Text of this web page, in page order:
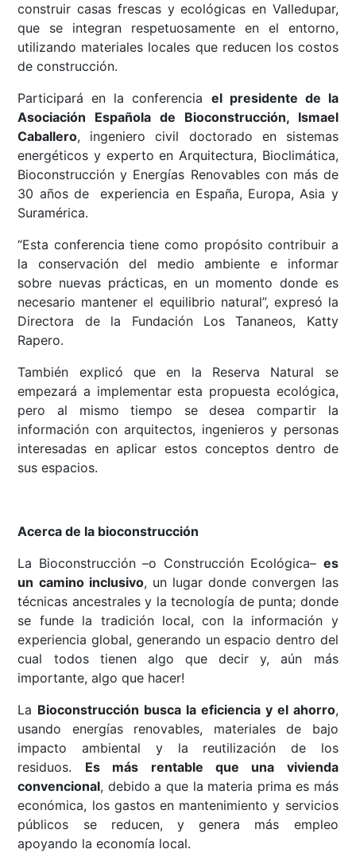
construir casas frescas y ecológicas en Valledupar,
que se integran respetuosamente en el entorno,
utilizando materiales locales que reducen los costos
de construcción.
Participará en la conferencia el presidente de la
Asociación Española de Bioconstrucción, Ismael
Caballero, ingeniero civil doctorado en sistemas
energéticos y experto en Arquitectura, Bioclimática,
Bioconstrucción y Energías Renovables con más de
30 años de experiencia en España, Europa, Asia y
Suramérica.
“Esta conferencia tiene como propósito contribuir a
la conservación del medio ambiente e informar
sobre nuevas prácticas, en un momento donde es
necesario mantener el equilibrio natural”, expresó la
Directora de la Fundación Los Tananeos, Katty
Rapero.
También explicó que en la Reserva Natural se
empezará a implementar esta propuesta ecológica,
pero al mismo tiempo se desea compartir la
información con arquitectos, ingenieros y personas
interesadas en aplicar estos conceptos dentro de
sus espacios.
Acerca de la bioconstrucción
La Bioconstrucción –o Construcción Ecológica– es
un camino inclusivo, un lugar donde convergen las
técnicas ancestrales y la tecnología de punta; donde
se funde la tradición local, con la información y
experiencia global, generando un espacio dentro del
cual todos tienen algo que decir y, aún más
importante, algo que hacer!
La Bioconstrucción busca la eficiencia y el ahorro,
usando energías renovables, materiales de bajo
impacto ambiental y la reutilización de los
residuos. Es más rentable que una vivienda
convencional, debido a que la materia prima es más
económica, los gastos en mantenimiento y servicios
públicos se reducen, y genera más empleo
apoyando la economía local.